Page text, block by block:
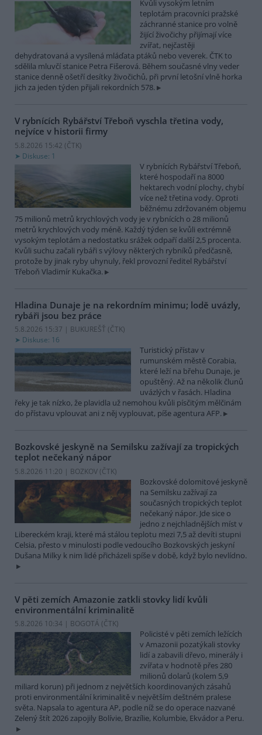
Kvůli vysokým letním
teplotám pracovníci pražské
záchranné stanice pro volně
žijící živočichy přijímají více
zvířat, nejčastěji
dehydratovaná a vysílená mláďata ptáků nebo veverek. ČTK to
sdělila mluvčí stanice Petra Fišerová. Během současné vlny veder
stanice denně ošetří desítky živočichů, při první letošní vlně horka
jich za jeden týden přijali rekordních 578.
V rybnících Rybářství Třeboň vyschla třetina vody,
nejvíce v historii firmy
5.8.2026 15:42 (ČTK)
Diskuse: 1
V rybnících Rybářství Třeboň,
které hospodaří na 8000
hektarech vodní plochy, chybí
více než třetina vody. Oproti
běžnému zdržovaném objemu
75 milionů metrů krychlových vody je v rybnících o 28 milionů
metrů krychlových vody méně. Každý týden se kvůli extrémně
vysokým teplotám a nedostatku srážek odpaří další 2,5 procenta.
Kvůli suchu začali rybáři s výlovy některých rybníků předčasně,
protože by jinak ryby uhynuly, řekl provozní ředitel Rybářství
Třeboň Vladimír Kukačka.
Hladina Dunaje je na rekordním minimu; lodě uvázly,
rybáři jsou bez práce
5.8.2026 15:37 | BUKUREŠŤ (ČTK)
Diskuse: 16
Turistický přístav v
rumunském městě Corabia,
které leží na břehu Dunaje, je
opuštěný. Až na několik člunů
uvázlých v řasách. Hladina
řeky je tak nízko, že plavidla už nemohou kvůli písčitým mělčinám
do přístavu vplouvat ani z něj vyplouvat, píše agentura AFP.
Bozkovské jeskyně na Semilsku zažívají za tropických
teplot nečekaný nápor
5.8.2026 11:20 | BOZKOV (ČTK)
Bozkovské dolomitové jeskyně
na Semilsku zažívají za
současných tropických teplot
nečekaný nápor. Jde sice o
jedno z nejchladnějších míst v
Libereckém kraji, které má stálou teplotu mezi 7,5 až devíti stupni
Celsia, přesto v minulosti podle vedoucího Bozkovských jeskyní
Dušana Milky k nim lidé přicházeli spíše v době, když bylo nevlídno.
V pěti zemích Amazonie zatkli stovky lidí kvůli
environmentální kriminalitě
5.8.2026 10:34 | BOGOTÁ (ČTK)
Policisté v pěti zemích ležících
v Amazonii pozatýkali stovky
lidí a zabavili dřevo, minerály i
zvířata v hodnotě přes 280
milionů dolarů (kolem 5,9
miliard korun) při jednom z největších koordinovaných zásahů
proti environmentální kriminalitě v největším deštném pralese
světa. Napsala to agentura AP, podle níž se do operace nazvané
Zelený štít 2026 zapojily Bolívie, Brazílie, Kolumbie, Ekvádor a Peru.